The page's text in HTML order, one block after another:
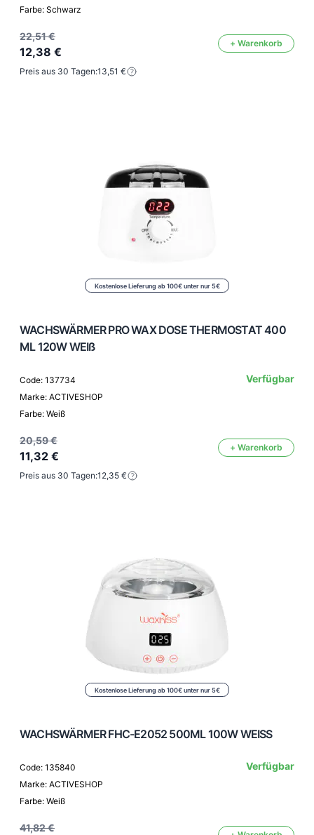
Farbe: Schwarz
22,51 €
12,38 €
+ Warenkorb
Preis aus 30 Tagen:13,51 €
Kostenlose Lieferung ab 100€ unter nur 5€
WACHSWÄRMER PRO WAX DOSE THERMOSTAT 400
ML 120W WEIß
Code: 137734
Marke: ACTIVESHOP
Farbe: Weiß
Verfügbar
20,59 €
11,32 €
+ Warenkorb
Preis aus 30 Tagen:12,35 €
Kostenlose Lieferung ab 100€ unter nur 5€
WACHSWÄRMER FHC-E2052 500ML 100W WEISS
Code: 135840
Marke: ACTIVESHOP
Farbe: Weiß
Verfügbar
41,82 €